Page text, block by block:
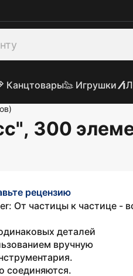
Канцтовары Игрушки
300
рецензию
От частицы к частице -
деталей
вручную
соединяются.